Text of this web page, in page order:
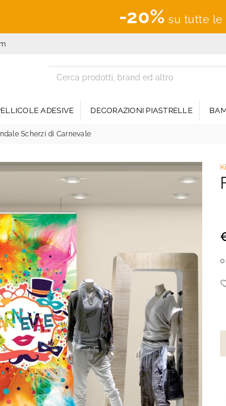
-20% su tutte le
ADESIVE DECORAZIONI PIASTRELLE
Scherzi di Carnevale